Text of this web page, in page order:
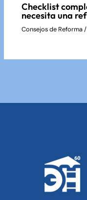
Checklist
necesita una
Consejos de Reforma